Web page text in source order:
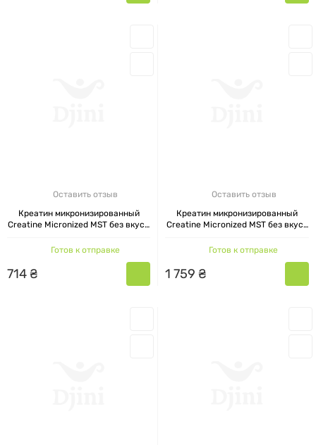
Оставить отзыв
Креатин микронизированный
Creatine Micronized MST без вкуса
Готов к отправке
714₴
Оставить отзыв
Креатин микронизированный
Creatine Micronized MST без вкуса
Готов к отправке
1 759 ₴